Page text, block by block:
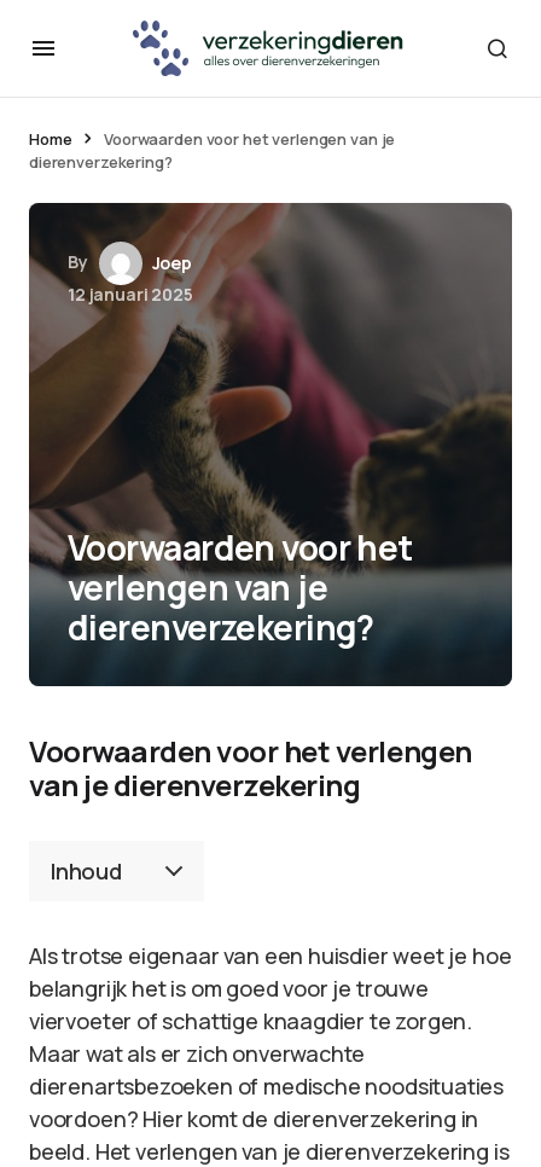
Home
Voorwaarden voor het verlengen van je
dierenverzekering?
By
Joep
12 januari 2025
Voorwaarden voor het
verlengen van je
dierenverzekering?
Voorwaarden voor het verlengen
van je dierenverzekering
Inhoud
Als trotse eigenaar van een huisdier weet je hoe
belangrijk het is om goed voor je trouwe
viervoeter of schattige knaagdier te zorgen.
Maar wat als er zich onverwachte
dierenartsbezoeken of medische noodsituaties
voordoen? Hier komt de dierenverzekering in
beeld. Het verlengen van je dierenverzekering is